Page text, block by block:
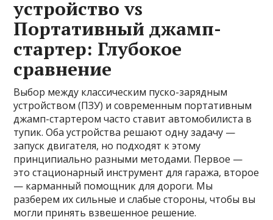
устройство vs
Портативный джамп-
стартер: Глубокое
сравнение
Выбор между классическим пуско-зарядным
устройством (ПЗУ) и современным портативным
джамп-стартером часто ставит автомобилиста в
тупик. Оба устройства решают одну задачу —
запуск двигателя, но подходят к этому
принципиально разными методами. Первое —
это стационарный инструмент для гаража, второе
— карманный помощник для дороги. Мы
разберем их сильные и слабые стороны, чтобы вы
могли принять взвешенное решение.